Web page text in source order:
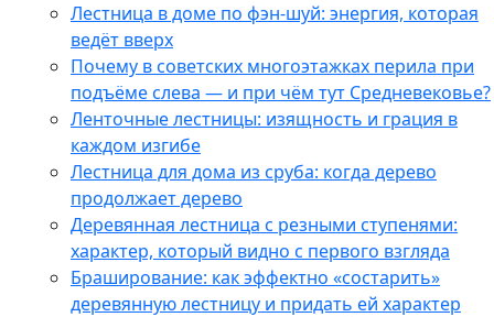
Лестница в доме по фэн-шуй: энергия, которая
ведёт вверх
Почему в советских многоэтажках перила при
подъёме слева — и при чём тут Средневековье?
Ленточные лестницы: изящность и грация в
каждом изгибе
Лестница для дома из сруба: когда дерево
продолжает дерево
Деревянная лестница с резными ступенями:
характер, который видно с первого взгляда
Браширование: как эффектно «состарить»
деревянную лестницу и придать ей характер